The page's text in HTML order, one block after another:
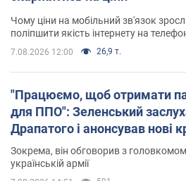
Чому ціни на мобільний зв'язок
поліпшити якість інтернету на
7.08.2026 12:00 26,9 т.
"Працюємо, щоб отримати
для ППО": Зеленський
Драпатого і анонсував нові
Зокрема, він обговорив з
українській армії